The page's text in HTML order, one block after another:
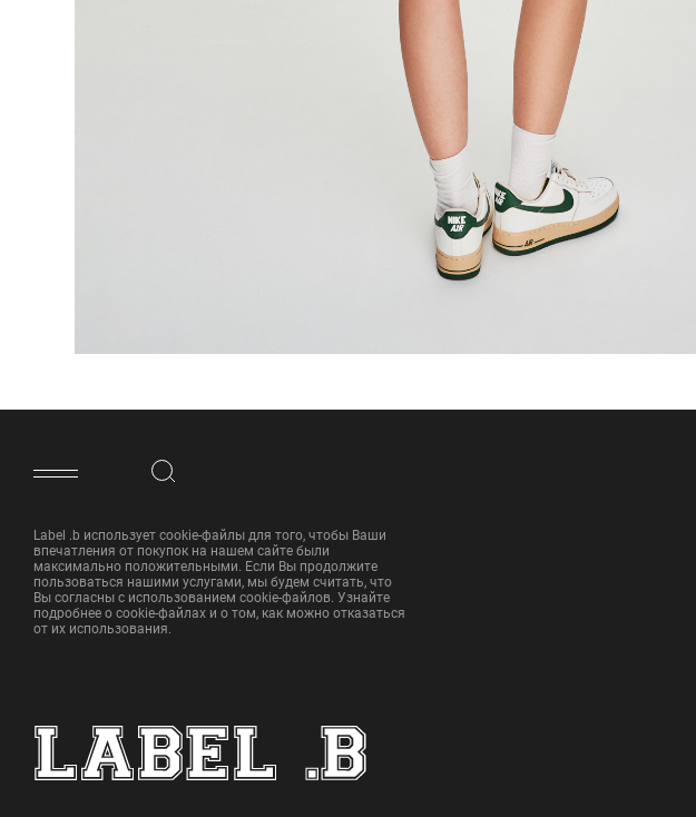
ФУТЕР САЙТА
Label .b использует cookie-файлы для того, чтобы Ваши
впечатления от покупок на нашем сайте были
максимально положительными. Если Вы продолжите
пользоваться нашими услугами, мы будем считать, что
Вы согласны с использованием cookie-файлов. Узнайте
подробнее о cookie-файлах и о том, как можно отказаться
от их использования.